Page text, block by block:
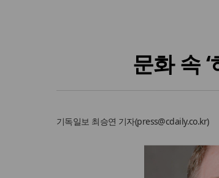
문화 속
기독일보 최승연 기자(press@cdaily.co.kr)